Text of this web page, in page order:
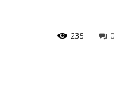
0
235